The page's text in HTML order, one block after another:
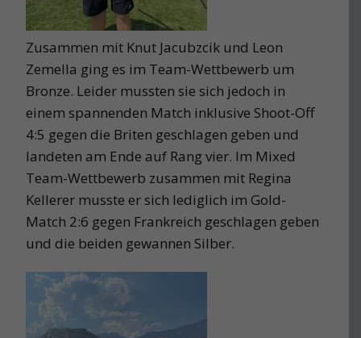
Zusammen mit Knut Jacubzcik und Leon
Zemella ging es im Team-Wettbewerb um
Bronze. Leider mussten sie sich jedoch in
einem spannenden Match inklusive Shoot-Off
4:5 gegen die Briten geschlagen geben und
landeten am Ende auf Rang vier. Im Mixed
Team-Wettbewerb zusammen mit Regina
Kellerer musste er sich lediglich im Gold-
Match 2:6 gegen Frankreich geschlagen geben
und die beiden gewannen Silber.